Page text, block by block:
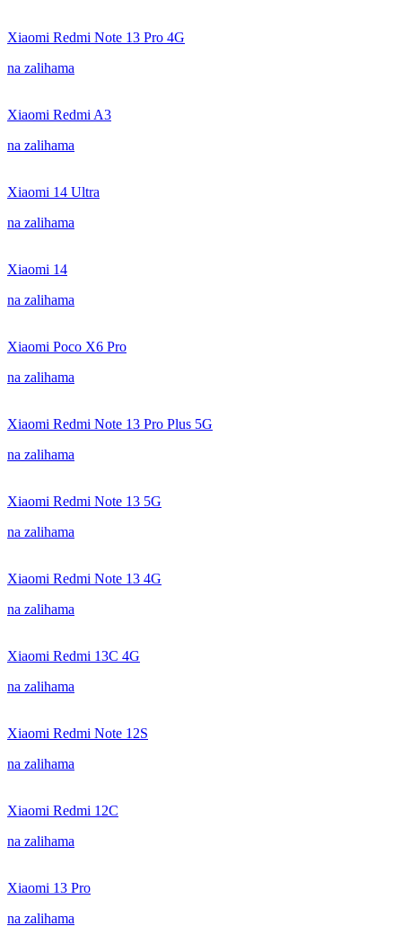
Xiaomi Redmi Note 13 Pro 4G
na zalihama
Xiaomi Redmi A3
na zalihama
Xiaomi 14 Ultra
na zalihama
Xiaomi 14
na zalihama
Xiaomi Poco X6 Pro
na zalihama
Xiaomi Redmi Note 13 Pro Plus 5G
na zalihama
Xiaomi Redmi Note 13 5G
na zalihama
Xiaomi Redmi Note 13 4G
na zalihama
Xiaomi Redmi 13C 4G
na zalihama
Xiaomi Redmi Note 12S
na zalihama
Xiaomi Redmi 12C
na zalihama
Xiaomi 13 Pro
na zalihama